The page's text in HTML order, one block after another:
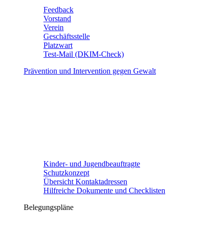
Feedback
Vorstand
Verein
Geschäftsstelle
Platzwart
Test-Mail (DKIM-Check)
Prävention und Intervention gegen Gewalt
Kinder- und Jugendbeauftragte
Schutzkonzept
Übersicht Kontaktadressen
Hilfreiche Dokumente und Checklisten
Belegungspläne